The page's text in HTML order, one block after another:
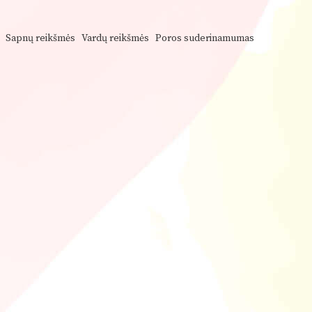
Sapnų reikšmės Vardų reikšmės Poros suderinamumas